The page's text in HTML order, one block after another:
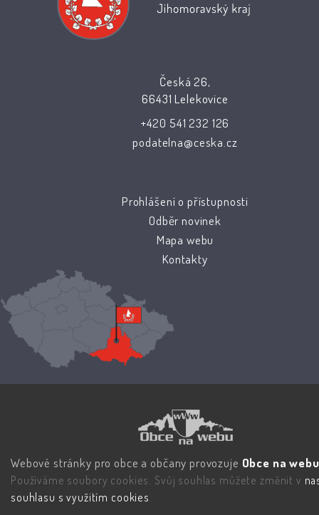
Česká 26,
66431 Lelekovice
+420 541 232 126
podatelna@ceska.cz
Prohlášení o přístupnosti
Odběr novinek
Mapa webu
Kontakty
Webové stránky pro obce a občany provozuje Obce na
Používáme soubory cookies. Svůj souhlas můžete změnit v
souhlasu s využitím cookies.